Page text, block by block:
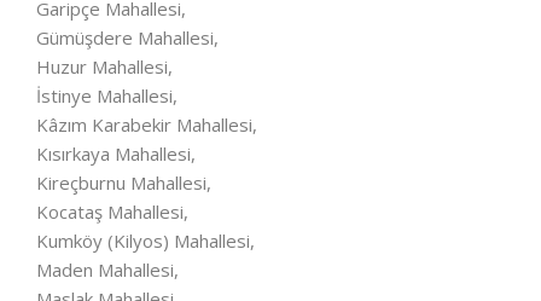
Garipçe Mahallesi,
Gümüşdere Mahallesi,
Huzur Mahallesi,
İstinye Mahallesi,
Kâzım Karabekir Mahallesi,
Kısırkaya Mahallesi,
Kireçburnu Mahallesi,
Kocataş Mahallesi,
Kumköy (Kilyos) Mahallesi,
Maden Mahallesi,